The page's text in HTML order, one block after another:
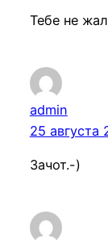
Тебе не
admin
25 августа
Зачот.-)